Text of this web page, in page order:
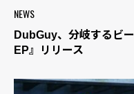
NEWS
DubGuy、分岐するビ
EP』リリース